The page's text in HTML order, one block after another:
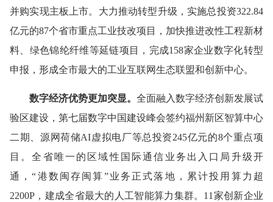
并购实现主板上市。大力推动转型升级，实施总投资322.84
亿元的87个省市重点工业技改项目，加快推进改性工程新材
料、绿色锦纶纤维等延链项目，完成158家企业数字化转型
申报，形成全市最大的工业互联网生态联盟和创新中心。
数字经济优势更加突显。 全面融入数字经济创新发展试
验区建设，第七届数字中国建设峰会签约福州新区智算中心
二期、源网荷储AI虚拟电厂等总投资245亿元的8个重点项
目。全省唯一的区域性国际通信业务出入口局升级开
通，“港数闽存闽算”业务正式落地，累计投用算力超
2200P，建成全省最大的人工智能算力集群。11家创新企业